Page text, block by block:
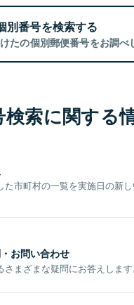
別番号を検索する
たの個別郵便番号をお調べ
検索に関する
た市町村の一覧を実施日の新
お問い合わせ
まざまな疑問にお答えします